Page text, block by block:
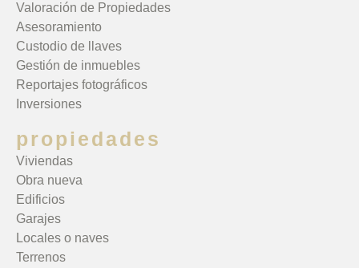
Valoración de Propiedades
Asesoramiento
Custodio de llaves
Gestión de inmuebles
Reportajes fotográficos
Inversiones
propiedades
Viviendas
Obra nueva
Edificios
Garajes
Locales o naves
Terrenos